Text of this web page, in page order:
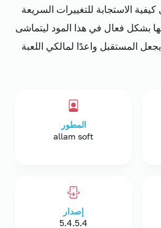
الاستجابة للتغييرات السريعة
بشكل فعال في هذا المود ليتماشى
المستقبل واعدًا لمالكي اللعبة
المطور
allam soft
إصدار
5.4.5.4